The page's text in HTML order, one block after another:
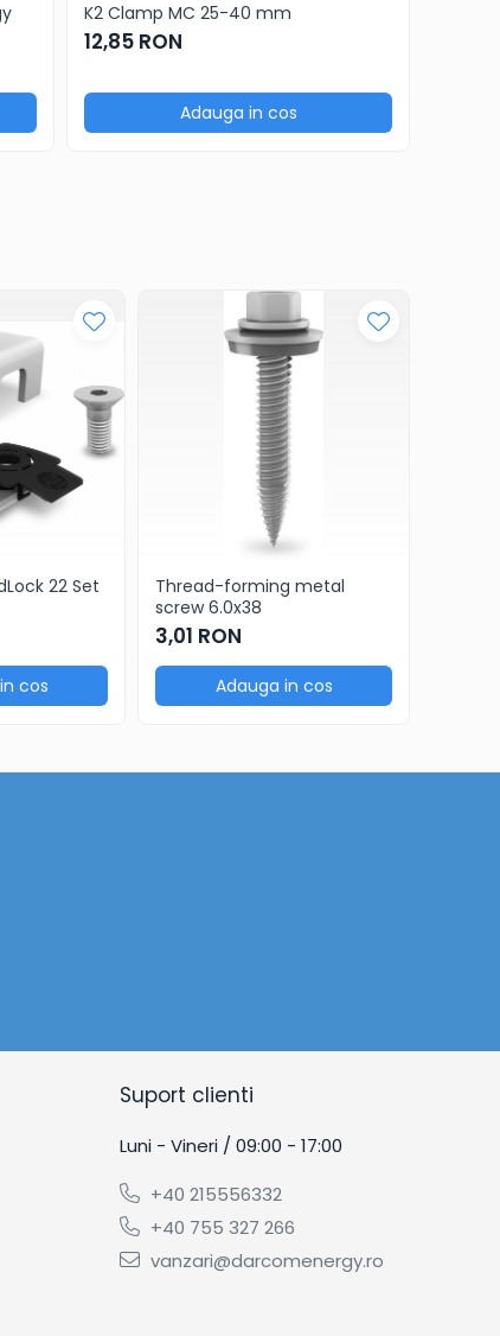
K2 Clamp MC 25-40 mm
12,85 RON
Adauga in cos
22 Set
cos
Thread-forming metal
screw 6.0x38
3,01 RON
Adauga in cos
Suport clienti
Luni - Vineri / 09:00 - 17:00
+40 215556332
+40 755 327 266
vanzari@darcomenergy.ro